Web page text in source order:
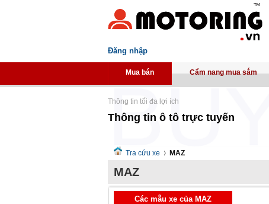
Đăng nhập
Mua bán Cẩm nang mua sắm
Thông tin tối đa lợi ích
Thông tin ô tô trực tuyến
Tra cứu xe MAZ
MAZ
Các mẫu xe của MAZ